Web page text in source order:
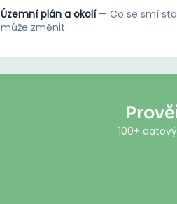
Územní plán a okolí — Co se smí
může změnit.
100+